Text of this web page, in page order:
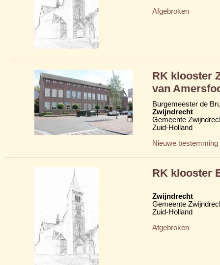
Afgebroken
RK klooster
van
Burgemeester de
Zwijndrecht
Gemeente
Zuid-Holland
Nieuwe bestemming
RK klooster
Zwijndrecht
Gemeente
Zuid-Holland
Afgebroken